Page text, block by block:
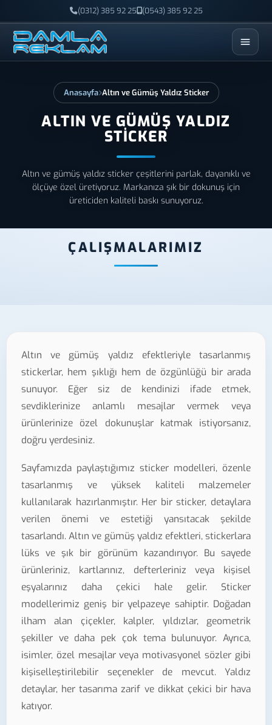
(0312) 385 92 25 (0543) 385 92 25
ESC
Anasayfa Altın ve Gümüş Yaldız Sticker
ALTIN VE GÜMÜŞ YALDIZ
STICKER
Altın ve gümüş yaldız sticker çeşitlerini parlak, dayanıklı ve
ölçüye özel üretiyoruz. Markanıza şık bir dokunuş için
üreticiden kaliteli baskı sunuyoruz.
ÇALIŞMALARIMIZ
Altın ve gümüş yaldız efektleriyle tasarlanmış
stickerlar, hem şıklığı hem de özgünlüğü bir arada
sunuyor. Eğer siz de kendinizi ifade etmek,
sevdiklerinize anlamlı mesajlar vermek veya
ürünlerinize özel dokunuşlar katmak istiyorsanız,
doğru yerdesiniz.
Sayfamızda paylaştığımız sticker modelleri, özenle
tasarlanmış ve yüksek kaliteli malzemeler
kullanılarak hazırlanmıştır. Her bir sticker, detaylara
verilen önemi ve estetiği yansıtacak şekilde
tasarlandı. Altın ve gümüş yaldız efektleri, stickerlara
lüks ve şık bir görünüm kazandırıyor. Bu sayede
ürünleriniz, kartlarınız, defterleriniz veya kişisel
eşyalarınız daha çekici hale gelir. Sticker
modellerimiz geniş bir yelpazeye sahiptir. Doğadan
ilham alan çiçekler, kalpler, yıldızlar, geometrik
şekiller ve daha pek çok tema bulunuyor. Ayrıca,
isimler, özel mesajlar veya motivasyonel sözler gibi
kişiselleştirilebilir seçenekler de mevcut. Yaldız
detaylar, her tasarıma zarif ve dikkat çekici bir hava
katıyor.